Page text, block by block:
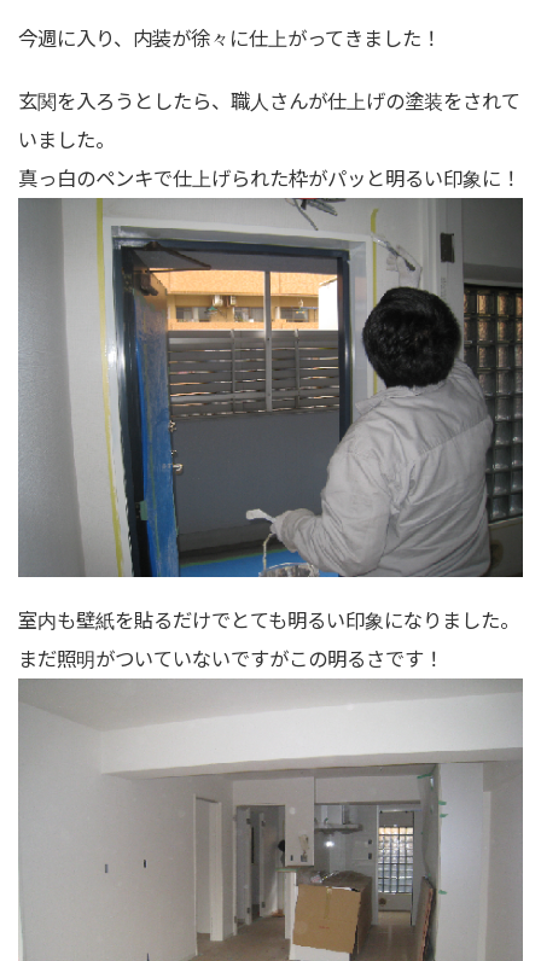
今週に入り、内装が徐々に仕上がってきました！
玄関を入ろうとしたら、職人さんが仕上げの塗装をされて
いました。
真っ白のペンキで仕上げられた枠がパッと明るい印象に！
室内も壁紙を貼るだけでとても明るい印象になりました。
まだ照明がついていないですがこの明るさです！